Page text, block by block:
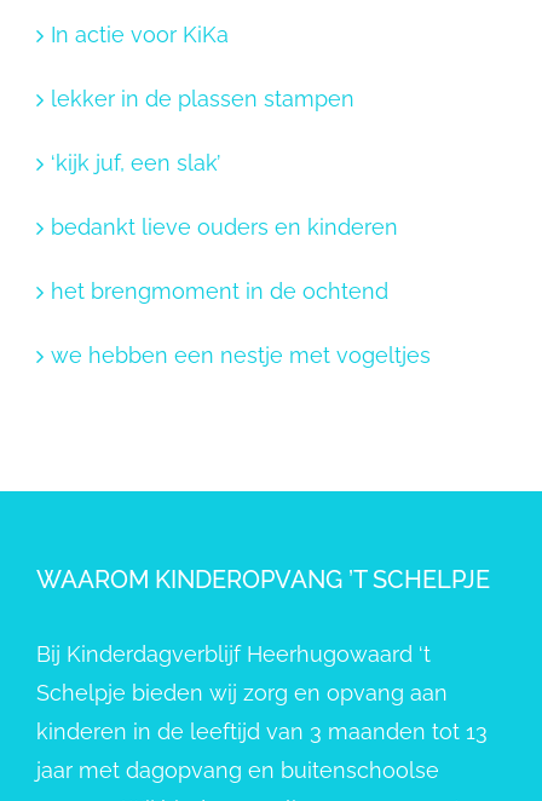
In actie voor KiKa
lekker in de plassen stampen
‘kijk juf, een slak’
bedankt lieve ouders en kinderen
het brengmoment in de ochtend
we hebben een nestje met vogeltjes
WAAROM KINDEROPVANG ’T SCHELPJE
Bij Kinderdagverblijf Heerhugowaard ‘t
Schelpje bieden wij zorg en opvang aan
kinderen in de leeftijd van 3 maanden tot 13
jaar met dagopvang en buitenschoolse